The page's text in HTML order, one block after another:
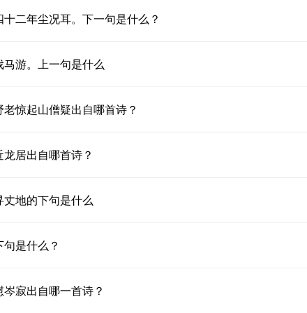
二年尘况耳。下一句是什么？
游。上一句是什么
惊起山僧疑出自哪首诗？
居出自哪首诗？
地的下句是什么
是什么？
寂出自哪一首诗？